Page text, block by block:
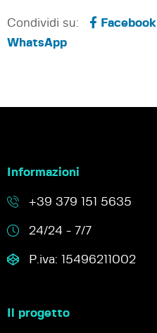
Condividi su: Facebook
WhatsApp
Informazioni
+39 379 151 5635
24/24 - 7/7
P.iva: 15496211002
Il progetto